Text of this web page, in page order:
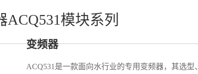
ACQ531模块系列
变频器
ACQ531是一款面向水行业的专用变频器，其选型